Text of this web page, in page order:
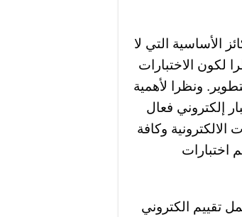
الأساسية التي لا
لكون الاختبارات
ونظرا لأهمية
إلكتروني فعال
وكافة
اختبارات
تقييم الكتروني